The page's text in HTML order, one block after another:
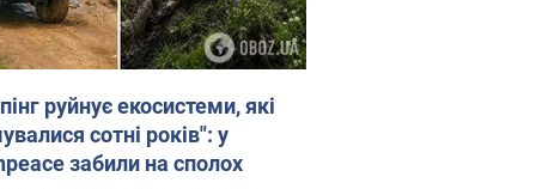
руйнує екосистеми, які
сотні років": у
забили на сполох